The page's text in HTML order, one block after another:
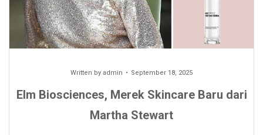
Written by admin September 18, 2025
Elm Biosciences, Merek Skincare Baru dari
Martha Stewart